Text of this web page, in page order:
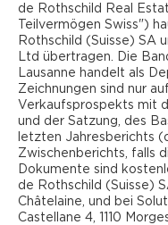
(Integrationsprinzip)
Ausschlussansatz
Festlegung von
Um das oben
investiert der
Renditeaussichten in
Schweiz und deren
Renditeaussichten.
das Kompartiment
Büros, Kleinlogistik
Indem Sie auf die
bestätigen Sie, dass
verstanden haben, sich
dass Sie auf diese
Gesetzen und
Landes, in dem Sie
dass Sie ein
3 und 3ter des
Kapitalanlagen (KAG)
de Rothschild Real
Teilvermögen Swiss")
Rothschild (Suisse) SA
Ltd übertragen. Die
Lausanne handelt als
Zeichnungen sind nur
Verkaufsprospekts mit
und der Satzung, des
letzten Jahresberichts
Zwischenberichts, falls
Dokumente sind
de Rothschild (Suisse)
Châtelaine, und bei
Castellane 4, 1110